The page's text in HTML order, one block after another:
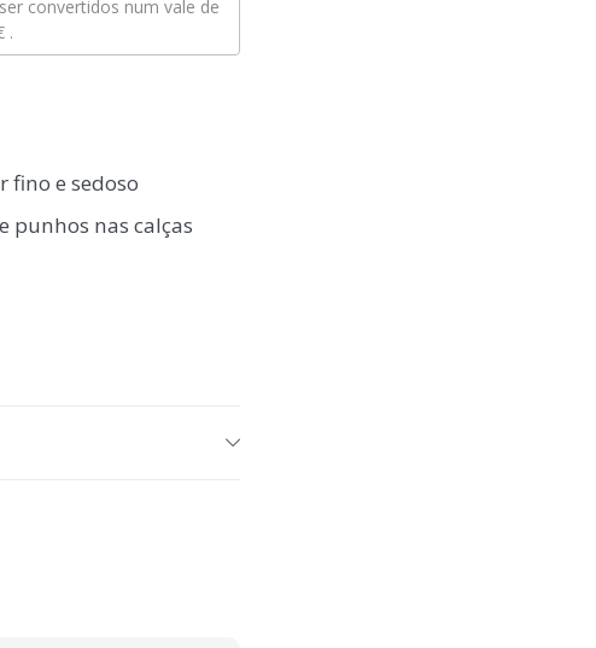
convertidos num vale de
.
fino e sedoso
punhos nas calças